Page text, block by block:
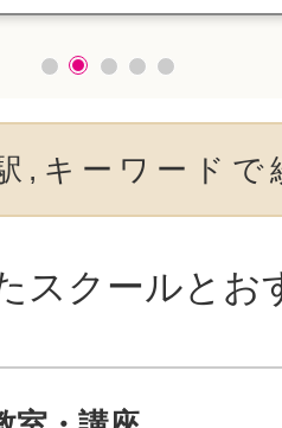
,キーワードで
スクールとお